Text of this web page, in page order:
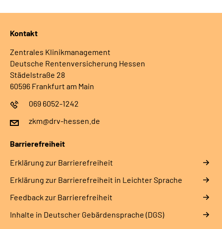
Kontakt
Zentrales Klinikmanagement
Deutsche Rentenversicherung Hessen
Städelstraße 28
60596 Frankfurt am Main
069 6052-1242
zkm@drv-hessen.de
Barrierefreiheit
Erklärung zur Barrierefreiheit
Erklärung zur Barrierefreiheit in Leichter Sprache
Feedback zur Barrierefreiheit
Inhalte in Deutscher Gebärdensprache (DGS)